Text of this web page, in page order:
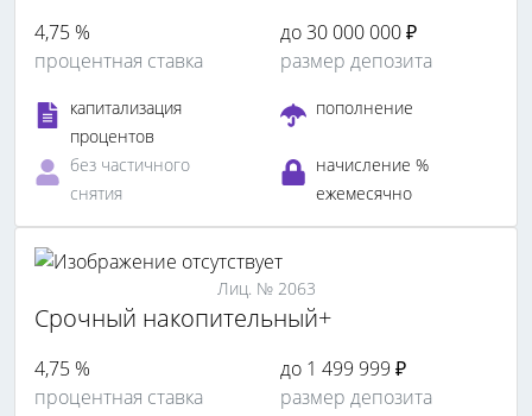
4,75 %
процентная ставка
до 30 000 000 ₽
размер депозита
капитализация
процентов
пополнение
без частичного
снятия
начисление %
ежемесячно
Лиц. № 2063
Срочный накопительный+
4,75 %
процентная ставка
до 1 499 999 ₽
размер депозита